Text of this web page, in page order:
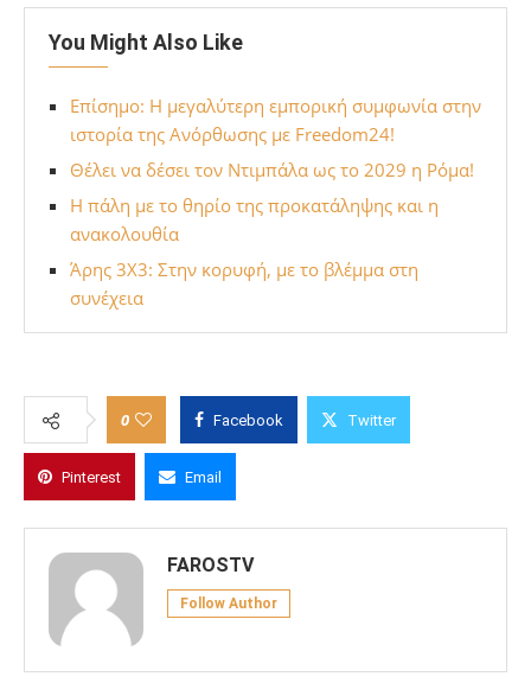
You Might Also Like
Επίσημο: Η μεγαλύτερη εμπορική συμφωνία στην
ιστορία της Ανόρθωσης με Freedom24!
Θέλει να δέσει τον Ντιμπάλα ως το 2029 η Ρόμα!
Η πάλη με το θηρίο της προκατάληψης και η
ανακολουθία
Άρης 3Χ3: Στην κορυφή, με το βλέμμα στη
συνέχεια
0 Facebook Twitter
Pinterest Email
FAROSTV
Follow Author